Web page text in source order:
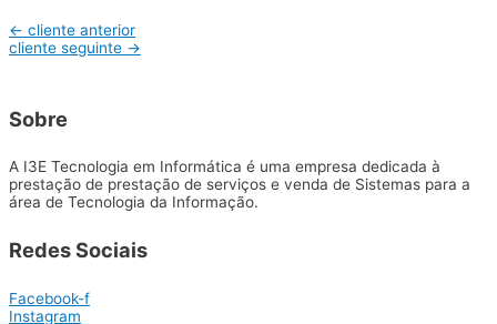
← cliente anterior
cliente seguinte →
Sobre
A I3E Tecnologia em Informática é uma empresa dedicada à
prestação de prestação de serviços e venda de Sistemas para a
área de Tecnologia da Informação.
Redes Sociais
Facebook-f
Instagram